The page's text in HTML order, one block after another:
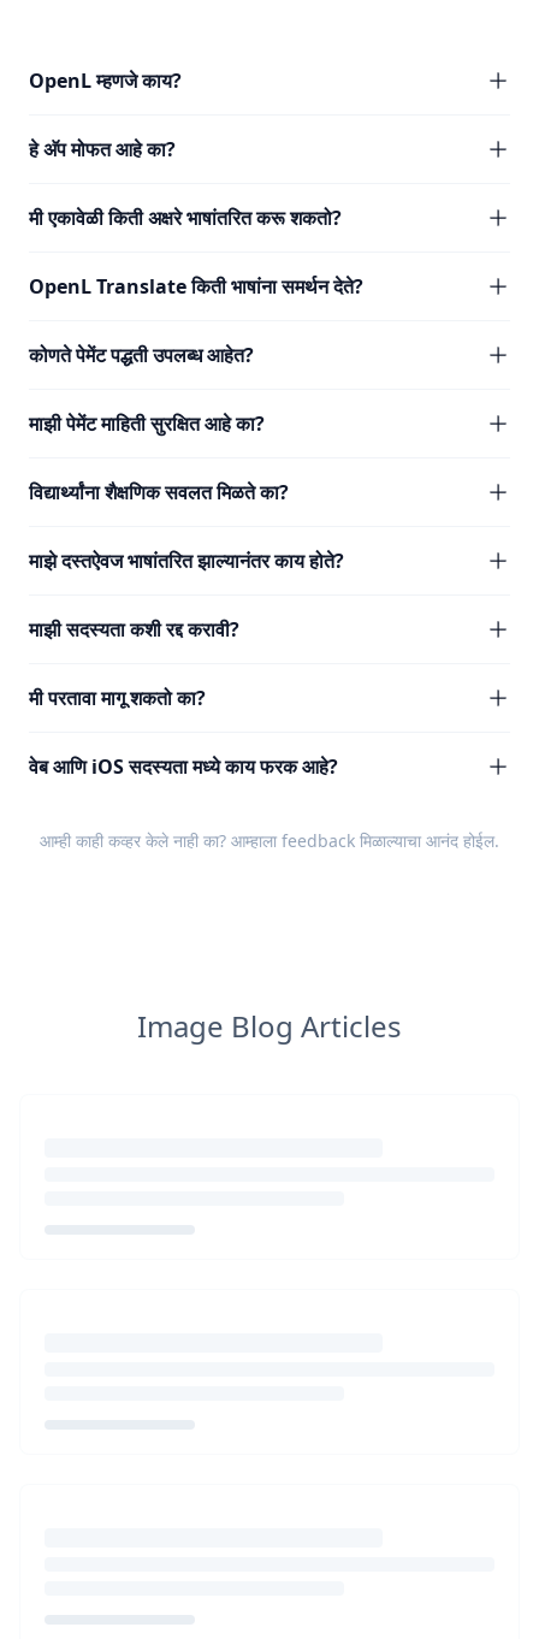
OpenL म्हणजे काय?
हे अ‍ॅप मोफत आहे का?
मी एकावेळी किती अक्षरे भाषांतरित करू शकतो?
OpenL Translate किती भाषांना समर्थन देते?
कोणते पेमेंट पद्धती उपलब्ध आहेत?
माझी पेमेंट माहिती सुरक्षित आहे का?
विद्यार्थ्यांना शैक्षणिक सवलत मिळते का?
माझे दस्तऐवज भाषांतरित झाल्यानंतर काय होते?
माझी सदस्यता कशी रद्द करावी?
मी परतावा मागू शकतो का?
वेब आणि iOS सदस्यता मध्ये काय फरक आहे?
आम्ही काही कव्हर केले नाही का? आम्हाला feedback मिळाल्याचा आनंद होईल.
Image Blog Articles